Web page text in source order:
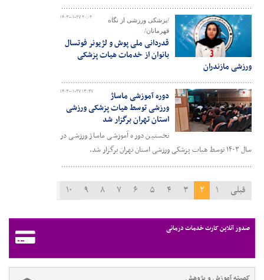
۱۴۰۳-۰۱-۲۷ ۲۰:۰۲
/پزشکی ورزشی از نگاه
قهرمانان/
قدردانی ملی پوش و لژیونر فوتسال
بانوان از خدمات هیات پزشکی
ورزشی مازندران
۱۴۰۳-۰۱-۲۷ ۱۳:۴۷
دوره آموزشی ماساژ
ورزشی توسط هیات پزشکی ورزشی
استان تهران برگزار شد
نخستین دوره آموزشی ماساژ ورزشی در
سال ۱۴۰۳ توسط هیات پزشکی ورزشی استان تهران برگزار شد.
قبلی ۱ ۲ ۳ ۴ ۵ ۶ ۷ ۸ ۹
۱۰
صدور آنلاین کارت خدمات درمانی